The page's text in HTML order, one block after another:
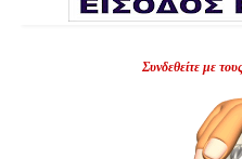
Συνδεθείτε με